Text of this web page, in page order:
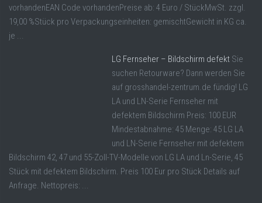
vorhandenEAN Code vorhandenPreise ab: 4 Euro / StückMwSt. zzgl.
19,00 %Stück pro Verpackungseinheiten: gemischtGewicht in KG ca.
je ...
LG Fernseher – Bildschirm defekt Sie
suchen Retourware? Dann werden Sie
auf grosshandel-zentrum.de fündig! LG
LA und LN-Serie Fernseher mit
defektem Bildschirm Preis: 100 EUR
Mindestabnahme: 45 Menge: 45 LG LA
und LN-Serie Fernseher mit defektem
Bildschirm 42, 47 und 55-Zoll-TV-Modelle von LG LA und Ln-Serie, 45
Stück mit defektem Bildschirm. Preis 100 Eur pro Stück Details auf
Anfrage. Nettopreis: ...